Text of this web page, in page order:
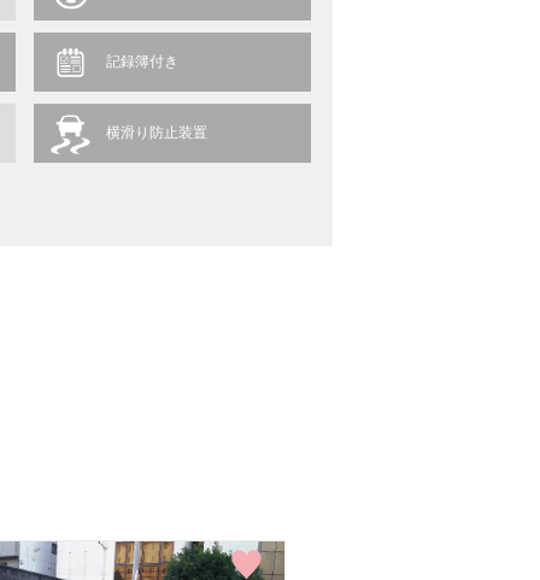
記録簿付き
横滑り防止装置